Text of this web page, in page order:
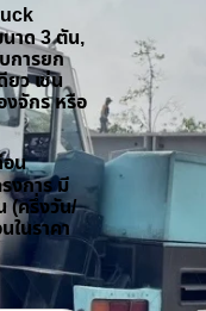
าด 3 ตัน,
การยก
ว เช่น
งจักร หรือ
อน
งการ มี
(ครึ่งวัน/
ในราคา